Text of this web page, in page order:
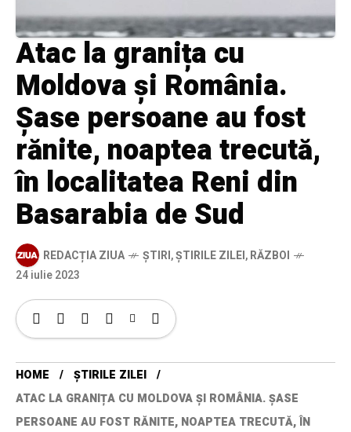
Atac la granița cu
Moldova și România.
Șase persoane au fost
rănite, noaptea trecută,
în localitatea Reni din
Basarabia de Sud
REDACȚIA ZIUA ȘTIRI,ȘTIRILE ZILEI,RĂZBOI
24 iulie 2023
HOME
ȘTIRILE ZILEI
ATAC LA GRANIȚA CU MOLDOVA ȘI ROMÂNIA. ȘASE
PERSOANE AU FOST RĂNITE, NOAPTEA TRECUTĂ, ÎN